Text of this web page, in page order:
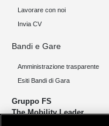
Lavorare con noi
Invia CV
Bandi e Gare
Amministrazione trasparente
Esiti Bandi di Gara
Gruppo FS
The Mobility Leader